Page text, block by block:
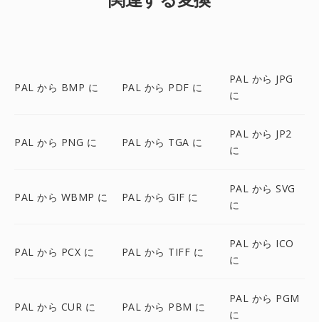
PAL から BMP に PAL から PDF に
PAL から JPG
に
PAL から PNG に PAL から TGA に
PAL から JP2
に
PAL から WBMP に PAL から GIF に
PAL から SVG
に
PAL から PCX に PAL から TIFF に
PAL から ICO
に
PAL から CUR に PAL から PBM に
PAL から PGM
に